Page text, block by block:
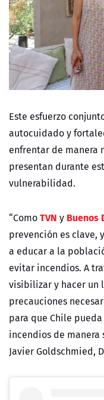
Este esfuerzo
autocuidado y
enfrentar de manera
presentan durante
vulnerabilidad.
“ComoTVN y Buenos
prevención es clave,
a educar a la
evitar incendios. A
visibilizar y hacer un
precauciones
para que Chile
incendios de manera
Javier Goldschmied,